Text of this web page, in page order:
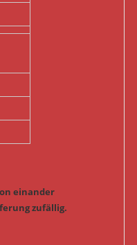
einander
zufällig.